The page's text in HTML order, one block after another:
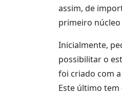
assim, de
primeiro
Inicialmente,
possibilitar o
foi criado com
Este último